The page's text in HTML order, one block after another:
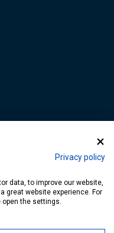
Privacy policy
data, to improve our website,
great website experience. For
the settings.